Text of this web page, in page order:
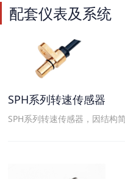
配套仪表及系统
SPH系列转速传感器
SPH系列转速传感器，因结构